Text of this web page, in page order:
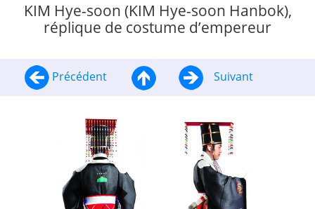
KIM Hye-soon (KIM Hye-soon Hanbok),
réplique de costume d’empereur
Précédent Suivant